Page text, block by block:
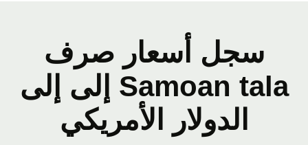
سجل أسعار صرف
Samoan tala إلى إلى
الدولار الأمريكي